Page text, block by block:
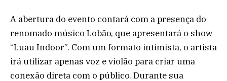
A abertura do evento contará com a presença do
renomado músico Lobão, que apresentará o show
“Luau Indoor”. Com um formato intimista, o artista
irá utilizar apenas voz e violão para criar uma
conexão direta com o público. Durante sua